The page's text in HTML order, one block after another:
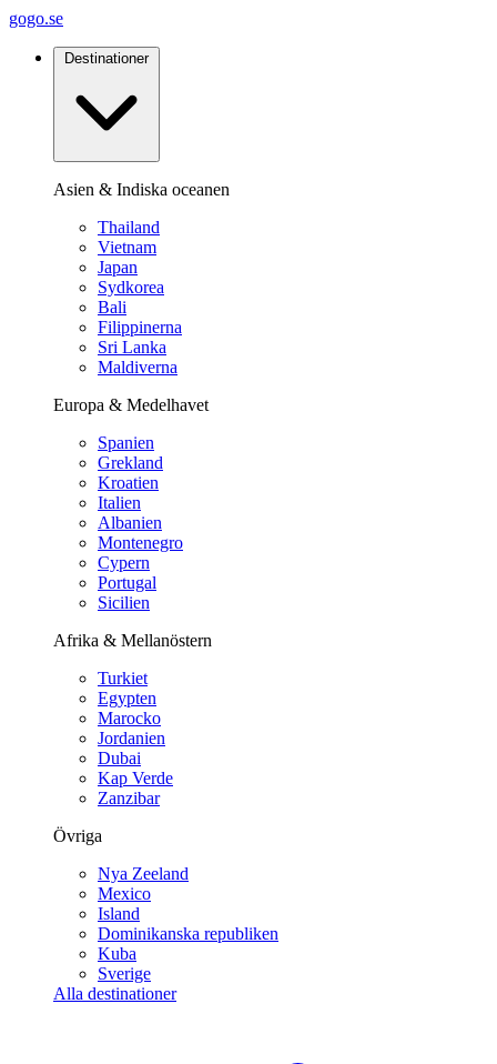
gogo.se
Destinationer
Asien & Indiska oceanen
Thailand
Vietnam
Japan
Sydkorea
Bali
Filippinerna
Sri Lanka
Maldiverna
Europa & Medelhavet
Spanien
Grekland
Kroatien
Italien
Albanien
Montenegro
Cypern
Portugal
Sicilien
Afrika & Mellanöstern
Turkiet
Egypten
Marocko
Jordanien
Dubai
Kap Verde
Zanzibar
Övriga
Nya Zeeland
Mexico
Island
Dominikanska republiken
Kuba
Sverige
Alla destinationer